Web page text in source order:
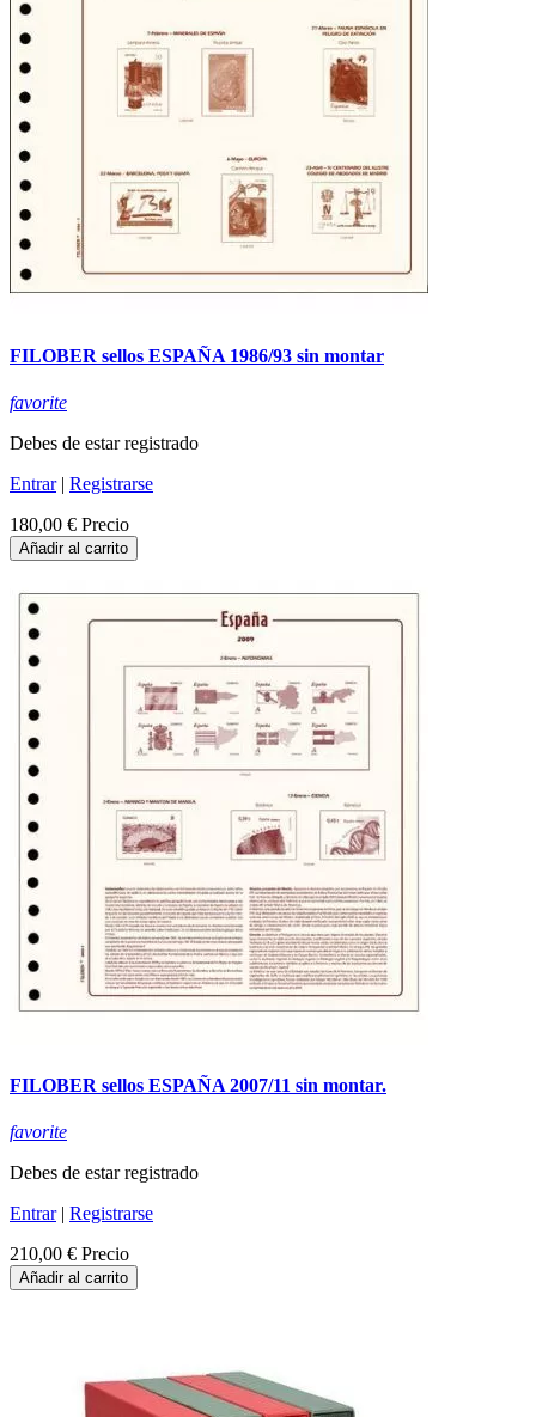
FILOBER sellos ESPAÑA 1986/93 sin montar
favorite
Debes de estar registrado
Entrar| Registrarse
180,00 € Precio
Añadir al carrito
FILOBER sellos ESPAÑA 2007/11 sin montar.
favorite
Debes de estar registrado
Entrar| Registrarse
210,00 € Precio
Añadir al carrito